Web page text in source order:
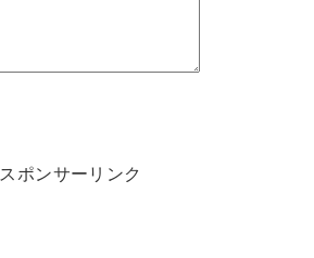
スポンサーリンク